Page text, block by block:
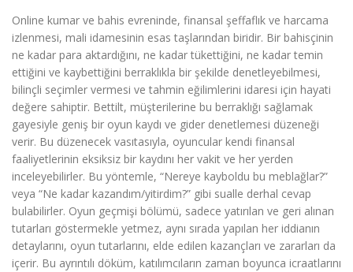
Online kumar ve bahis evreninde, finansal şeffaflık ve harcama
izlenmesi, mali idamesinin esas taşlarından biridir. Bir bahisçinin
ne kadar para aktardığını, ne kadar tükettiğini, ne kadar temin
ettiğini ve kaybettiğini berraklıkla bir şekilde denetleyebilmesi,
bilinçli seçimler vermesi ve tahmin eğilimlerini idaresi için hayati
değere sahiptir. Bettilt, müşterilerine bu berraklığı sağlamak
gayesiyle geniş bir oyun kaydı ve gider denetlemesi düzeneği
verir. Bu düzenecek vasıtasıyla, oyuncular kendi finansal
faaliyetlerinin eksiksiz bir kaydını her vakit ve her yerden
inceleyebilirler. Bu yöntemle, “Nereye kayboldu bu meblağlar?”
veya “Ne kadar kazandım/yitirdim?” gibi sualle derhal cevap
bulabilirler. Oyun geçmişi bölümü, sadece yatırılan ve geri alınan
tutarları göstermekle yetmez, aynı sırada yapılan her iddianın
detaylarını, oyun tutarlarını, elde edilen kazançları ve zararları da
içerir. Bu ayrıntılı döküm, katılımcıların zaman boyunca icraatlarını